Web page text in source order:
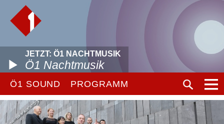
JETZT: Ö1 NACHTMUSIK
Ö1 Nachtmusik
Ö1 SOUND PROGRAMM